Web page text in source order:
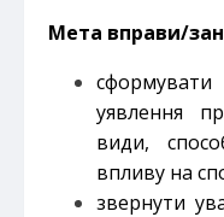
Мета вправи/
уявлення
види,
впливу на
звернути